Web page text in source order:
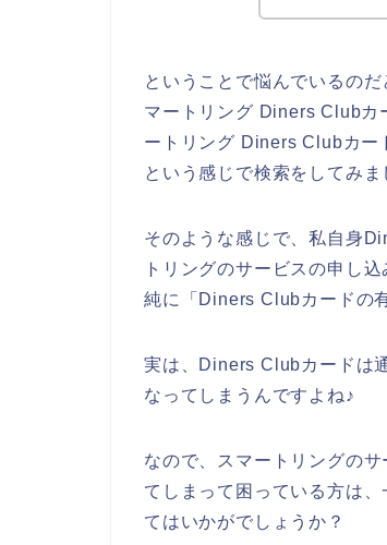
ということで悩んでいるの
マートリング Diners Club
ートリング Diners Clubカ
という感じで検索をしてみま
そのような感じで、私自身
トリングのサービスの申し
純に「Diners Clubカードの
実は、Diners Clubカードは
なってしまうんですよね♪
なので、スマートリングの
てしまって困っている方は
てはいかがでしょうか？